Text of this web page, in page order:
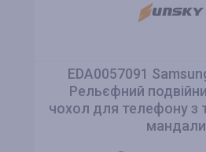
EDA0057091
Рельєфний
чохол для телефону з
мандали